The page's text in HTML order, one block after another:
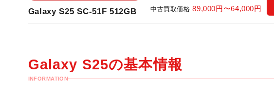
Galaxy S25 SC-51F 512GB 中古買取価格 89,000円〜64,000円
Galaxy S25の基本情報
INFORMATION